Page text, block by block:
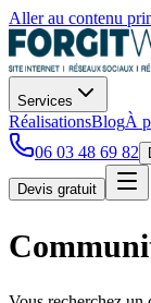
Aller au contenu
Services
RéalisationsBlogÀ
06 03 48 69 82
Devis gratuit